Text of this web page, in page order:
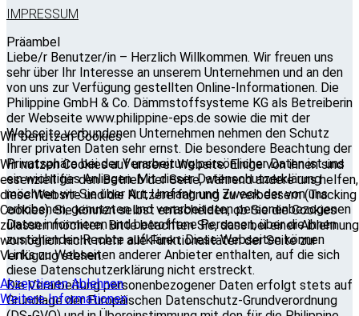
IMPRESSUM
Präambel
Liebe/r Benutzer/in – Herzlich Willkommen. Wir freuen uns
sehr über Ihr Interesse an unserem Unternehmen und an den
von uns zur Verfügung gestellten Online-Informationen. Die
Philippine GmbH & Co. Dämmstoffsysteme KG als Betreiberin
der Webseite www.philippine-eps.de sowie die mit der
Webseite verbundenen Unternehmen nehmen den Schutz
Ihrer privaten Daten sehr ernst. Die besondere Beachtung der
Privatsphäre bei der Verarbeitung persönlicher Daten ist uns
ein wichtiges Anliegen. Mit dieser Datenschutzerklärung
möchten wir Sie über Art, Umfang und Zweck der von uns
erhobenen, genutzten und verarbeiteten personenbezogenen
Daten informieren und betroffene Personen, über die ihnen
zustehenden Rechte aufklären. Diese Webseiten können
Links zu Webseiten anderer Anbieter enthalten, auf die sich
diese Datenschutzerklärung nicht erstreckt.
Die Verarbeitung personenbezogener Daten erfolgt stets auf
Grundlage der Europäischen Datenschutz-Grundverordnung
Wir benutzen Cookies
Wir nutzen Cookies auf unserer Website. Einige von ihnen sind
essenziell für den Betrieb der Seite, während andere uns helfen,
diese Website und die Nutzererfahrung zu verbessern (Tracking
Cookies). Sie können selbst entscheiden, ob Sie die Cookies
zulassen möchten. Bitte beachten Sie, dass bei einer Ablehnung
womöglich nicht mehr alle Funktionalitäten der Seite zur
Verfügung stehen.
Akzeptieren Ablehnen
Weitere Informationen